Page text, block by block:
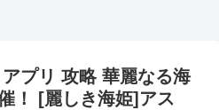
プリ 攻略 華麗なる海
！ [麗しき海姫]アス